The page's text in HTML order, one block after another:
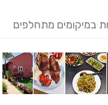
במיקומים מתחלפים